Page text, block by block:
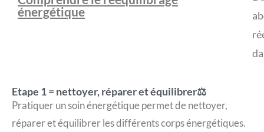
énergétique
Etape 1 = nettoyer, réparer et équilibrer⚖️
Pratiquer un soin énergétique permet de nettoyer,
réparer et équilibrer les différents corps énergétiques.